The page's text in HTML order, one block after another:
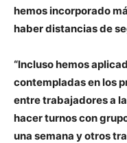
hemos incorporado
haber distancias de
“Incluso hemos
contempladas en los
entre trabajadores a
hacer turnos con
una semana y otros